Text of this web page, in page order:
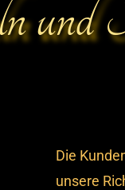
und
Die
unsere